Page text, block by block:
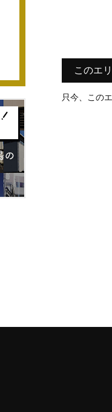
このエ
只今、この